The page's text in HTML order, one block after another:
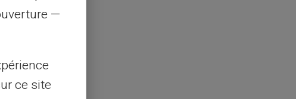
—
ce site